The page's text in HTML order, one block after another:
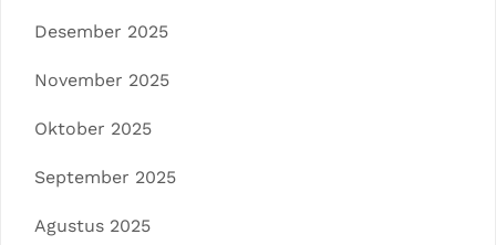
Desember 2025
November 2025
Oktober 2025
September 2025
Agustus 2025